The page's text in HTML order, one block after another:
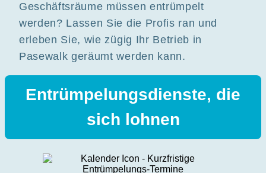
Geschäftsräume müssen entrümpelt
werden? Lassen Sie die Profis ran und
erleben Sie, wie zügig Ihr Betrieb in
Pasewalk geräumt werden kann.
Entrümpelungsdienste, die
sich lohnen